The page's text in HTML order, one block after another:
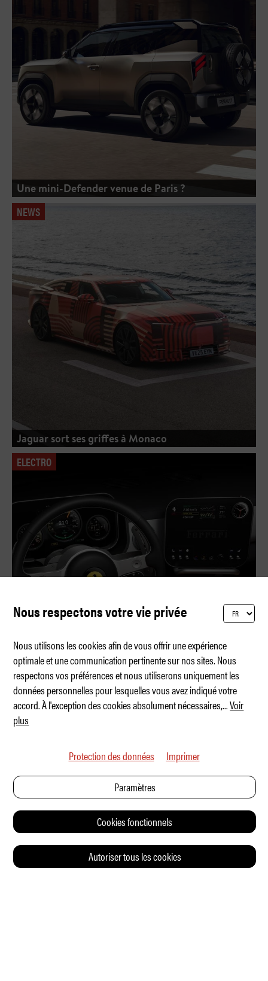
Une mini-Defender venue de Paris ?
NEWS
Jaguar sort ses griffes à Monaco
ELECTRO
Ferrari Luce – que la lumière soit
Nous respectons votre vie privée
Nous utilisons les cookies afin de vous offrir une expérience
optimale et une communication pertinente sur nos sites. Nous
respectons vos préférences et nous utiliserons uniquement les
données personnelles pour lesquelles vous avez indiqué votre
accord. À l'exception des cookies absolument nécessaires,...Voir
plus
Protection des données Imprimer
Paramètres
Cookies fonctionnels
Autoriser tous les cookies